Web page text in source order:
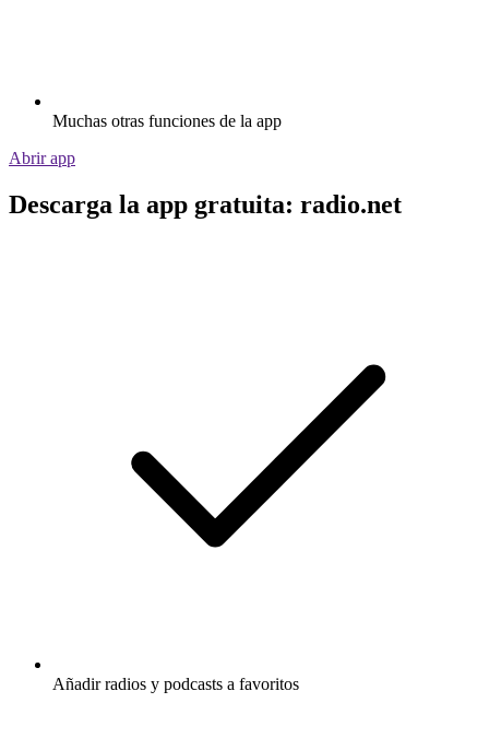
Muchas otras funciones de la app
Abrir app
Descarga la app gratuita: radio.net
Añadir radios y podcasts a favoritos